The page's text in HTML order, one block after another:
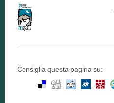
Consiglia questa pagina su: